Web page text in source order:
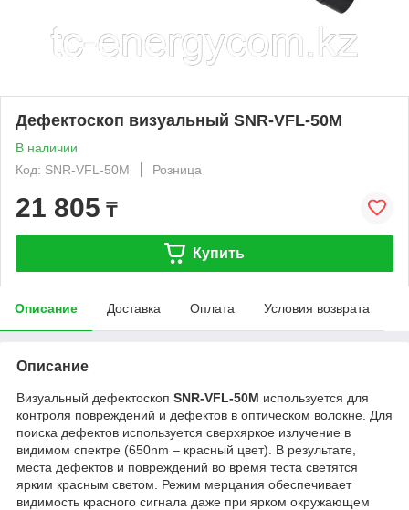
Дефектоскоп визуальный SNR-VFL-50M
В наличии
Код: SNR-VFL-50M
Розница
21 805 ₸
Купить
Описание Доставка Оплата Условия возврата
Описание
Визуальный дефектоскоп SNR-VFL-50M используется для
контроля повреждений и дефектов в оптическом волокне. Для
поиска дефектов используется сверхяркое излучение в
видимом спектре (650nm – красный цвет). В результате,
места дефектов и повреждений во время теста светятся
ярким красным светом. Режим мерцания обеспечивает
видимость красного сигнала даже при ярком окружающем